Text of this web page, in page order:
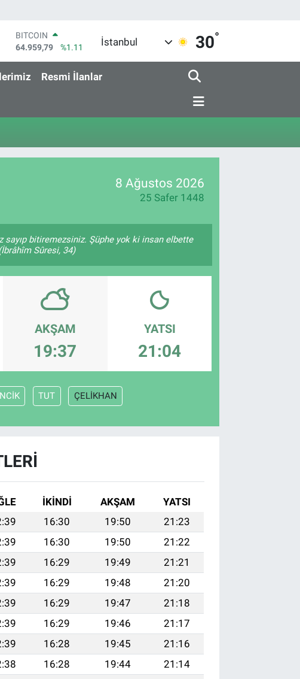
BITCOIN
64.959,79
%1.11
47,7436
%0.18
EURO
64,4811
%0.38
İstanbul 30°
Resmi İlanlar
8 Ağustos 2026
25 Safer 1448
bitiremezsiniz. Şüphe yok ki insan elbette
Sûresi, 34)
AKŞAM
19:37
YATSI
21:04
TUT ÇELİKHAN
İKINDI AKŞAM
YATSI
16:30 19:50
21:23
16:30 19:50
21:22
16:29 19:49
21:21
16:29 19:48
21:20
16:29 19:47
21:18
16:29 19:46
21:17
16:28 19:45
21:16
16:28 19:44
21:14